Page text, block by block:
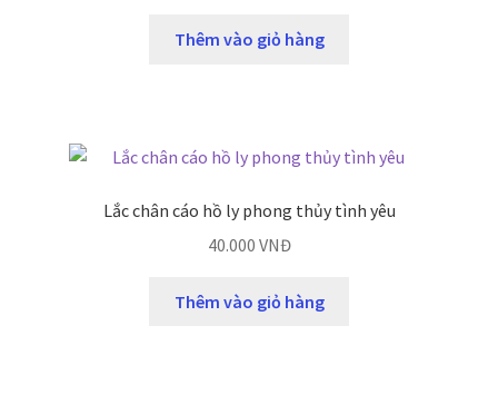
Thêm vào giỏ hàng
Lắc chân cáo hồ ly phong thủy tình yêu
40.000 VNĐ
Thêm vào giỏ hàng